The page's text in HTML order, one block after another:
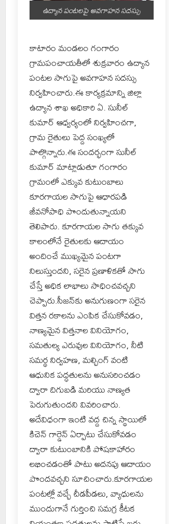
ఉద్యాన పంటలపై అవగాహన సదస్సు
కాటారం మండలం గంగారం
గ్రామపంచాయతీలో శుక్రవారం ఉద్యాన
పంటల సాగుపై అవగాహన సదస్సు
నిర్వహించారు.ఈ కార్యక్రమాన్ని జిల్లా
ఉద్యాన శాఖ అధికారి ఏ. సునీల్
కుమార్ ఆధ్వర్యంలో నిర్వహించగా,
గ్రామ రైతులు పెద్ద సంఖ్యలో
పాల్గొన్నారు.ఈ సందర్భంగా సునీల్
కుమార్ మాట్లాడుతూ గంగారం
గ్రామంలో ఎక్కువ కుటుంబాలు
కూరగాయల సాగుపై ఆధారపడి
జీవనోపాధి పొందుతున్నాయని
తెలిపారు. కూరగాయల సాగు తక్కువ
కాలంలోనే రైతులకు ఆదాయం
అందించే ముఖ్యమైన పంటగా
నిలుస్తుందని, సరైన ప్రణాళికతో సాగు
చేస్తే అధిక లాభాలు సాధించవచ్చని
చెప్పారు.సీజన్‌కు అనుగుణంగా సరైన
విత్తన రకాలను ఎంపిక చేసుకోవడం,
నాణ్యమైన విత్తనాల వినియోగం,
సమతుల్య ఎరువుల వినియోగం, నీటి
సమర్థ నిర్వహణ, మల్చింగ్ వంటి
ఆధునిక పద్ధతులను అనుసరించడం
ద్వారా దిగుబడి మరియు నాణ్యత
పెరుగుతుందని వివరించారు.
అదేవిధంగా ఇంటి వద్ద చిన్న స్థాయిలో
కిచెన్ గార్డెన్ ఏర్పాటు చేసుకోవడం
ద్వారా కుటుంబానికి పోషకాహారం
లభించడంతో పాటు అదనపు ఆదాయం
పొందవచ్చని సూచించారు.కూరగాయల
పంటల్లో వచ్చే చీడపీడలు, వ్యాధులను
ముందుగానే గుర్తించి సమగ్ర కీటక